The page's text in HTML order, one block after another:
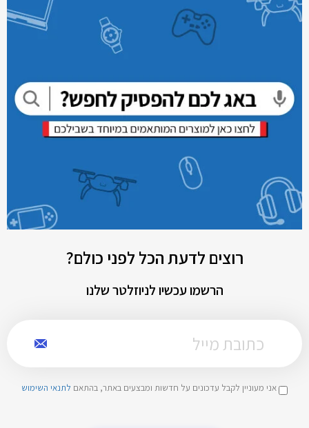
רוצים לדעת הכל לפני כולם?
הרשמו עכשיו לניוזלטר שלנו
אני מעוניין לקבל עדכונים על חדשות ומבצעים באתר, בהתאם לתנאי השימוש